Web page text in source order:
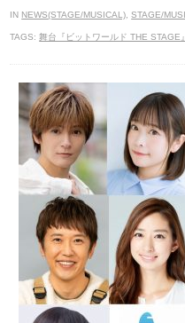
IN NEWS(STAGE/MUSICAL) ,STAGE/
TAGS:舞台『ビットワールド THE STAGE』